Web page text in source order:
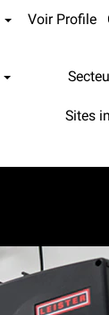
Voir Profile
Sites